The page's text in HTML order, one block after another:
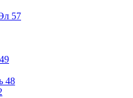
57
49
48